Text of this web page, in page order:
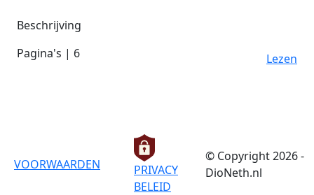
Beschrijving
Pagina's | 6
Lezen
VOORWAARDEN
PRIVACY
BELEID
© Copyright 2026 -
DioNeth.nl